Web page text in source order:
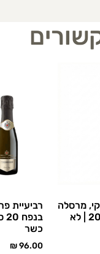
מרסלה
דולצ'ה וקיופלוריו 2019 | לא
רביעיית
כשר
₪96.00